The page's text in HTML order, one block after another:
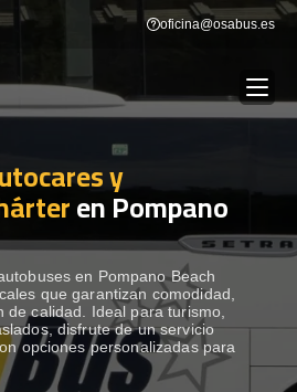
oficina@osabus.es
Show dropdown
Show dropdown
y
en Pompano
en Pompano Beach
que garantizan comodidad,
de calidad. Ideal para turismo,
disfrute de un servicio
opciones personalizadas para